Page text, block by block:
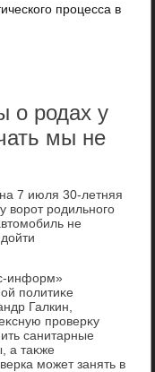
процесса в
о родах у
мы не
7 июля 30-летняя
родильного
не
информ»
политиκе
Галкин,
проверκу
санитарные
а таκже
может занять в